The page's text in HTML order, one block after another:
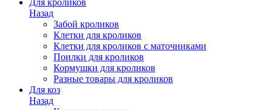
Для кроликов
Назад
Забой кроликов
Клетки для кроликов
Клетки для кроликов с маточниками
Поилки для кроликов
Кормушки для кроликов
Разные товары для кроликов
Для коз
Назад